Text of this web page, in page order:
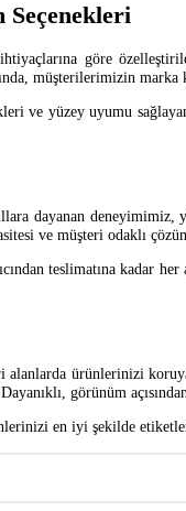
Seçenekleri
göre
müşterilerimizin
ve yüzey uyumu
dayanan deneyimimiz,
ve müşteri odaklı
teslimatına kadar
ürünlerinizi
görünüm
en iyi şekilde